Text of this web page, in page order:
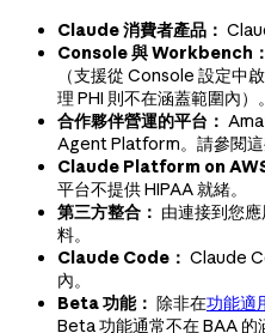
Claude 消費者產品：
Console 與 Workbench：
（支援從 Console 設定中
理 PHI 則不在涵蓋範圍內）。
合作夥伴營運的平台：
Agent Platform。請參閱這
Claude Platform on
平台不提供 HIPAA 就緒。
第三方整合： 由連接到您
料。
Claude Code： Claude
內。
Beta 功能： 除非在功能適
Beta 功能通常不在 BAA 的